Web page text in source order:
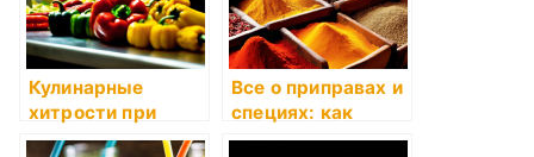
Кулинарные
хитрости при
готовке на скорую
Все о приправах и
специях: как
правильно